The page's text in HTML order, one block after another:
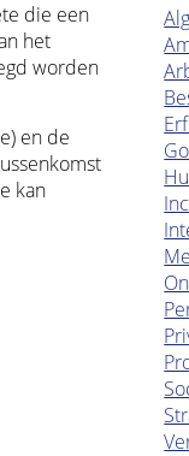
die een
het
worden
en de
kan